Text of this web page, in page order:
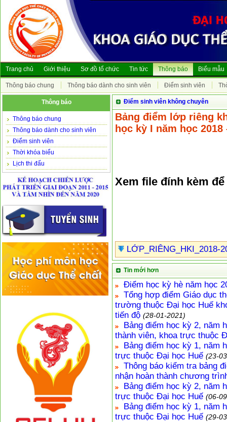
Trang chủ Giới thiệu Sơ đồ tổ chức Tin tức Thông báo
Thông báo chung Thông báo dành cho sinh viên Điểm sinh viên
Biểu mẫu
Thông báo
Thông báo chung
Thông báo dành cho sinh viên
Điểm sinh viên
Thời khóa biểu
Lịch thi đấu
Điểm sinh viên không chuyên
Bảng điểm lớp riêng
học kỳ I năm học 2018
Xem file đính kèm
LỚP_RIÊNG_HKI_2018-
Tin mới hơn
Điểm học kỳ hè năm học
Tổng hợp điểm Giáo dục
trường thuộc Đại học Huế
tiến độ (28-01-2021)
Bảng điểm học kỳ 2, năm
thành viên, khoa trực thuộc
Bảng điểm học kỳ 1, năm
trực thuộc Đại học Huế (23-
Thông báo kiểm tra bảng
nhận hoàn thành chương
Bảng điểm học kỳ 2, năm
trực thuộc Đại học Huế (06-
Bảng điểm học kỳ 1, năm
trực thuộc Đại học Huế (29-